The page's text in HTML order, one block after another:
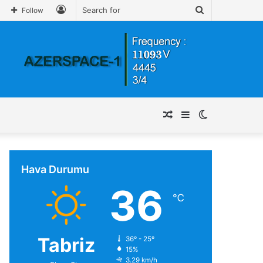
Follow
skin
Sidebar
Random
Article
Hava Durumu
Tabriz
36 ℃
36º - 25º
15%
3.29 km/h